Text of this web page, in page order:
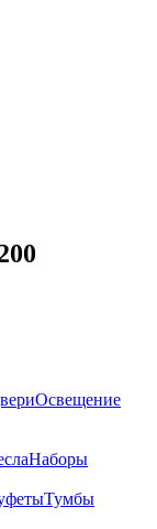
Освещение
Наборы
Тумбы